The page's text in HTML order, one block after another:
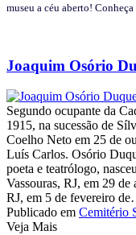
museu a céu aberto! Conheça
Joaquim Osório
Segundo ocupante da
1915, na sucessão de
Coelho Neto em 25 de
Luís Carlos. Osório
poeta e teatrólogo,
Vassouras, RJ, em 29
RJ, em 5 de fevereiro
Publicado em Cemitério
Veja Mais